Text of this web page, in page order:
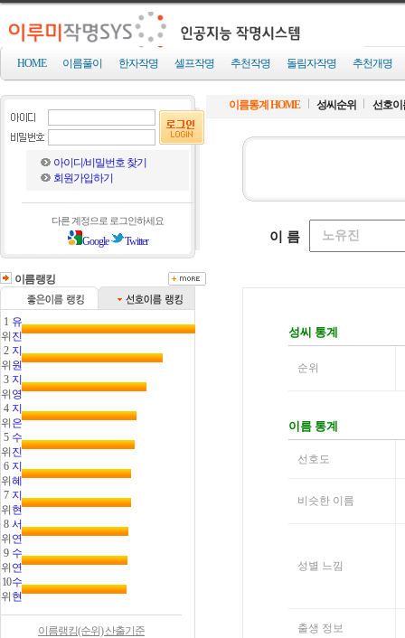
HOME 이름풀이 한자작명 셀프작명 추천작명 돌림자작명 추천개명
아이디/비밀번호 찾기
회원가입하기
다른 계정으로 로그인하세요
Google Twitter
이름랭킹
1
위
유
진
2
위
지
원
3
위
지
영
4
위
지
은
5
위
수
진
6
위
지
혜
7
위
지
현
8
위
서
연
9
위
수
연
10
위
수
현
이름랭킹(순위) 산출기준
이름통계 HOME 성씨순위 선호